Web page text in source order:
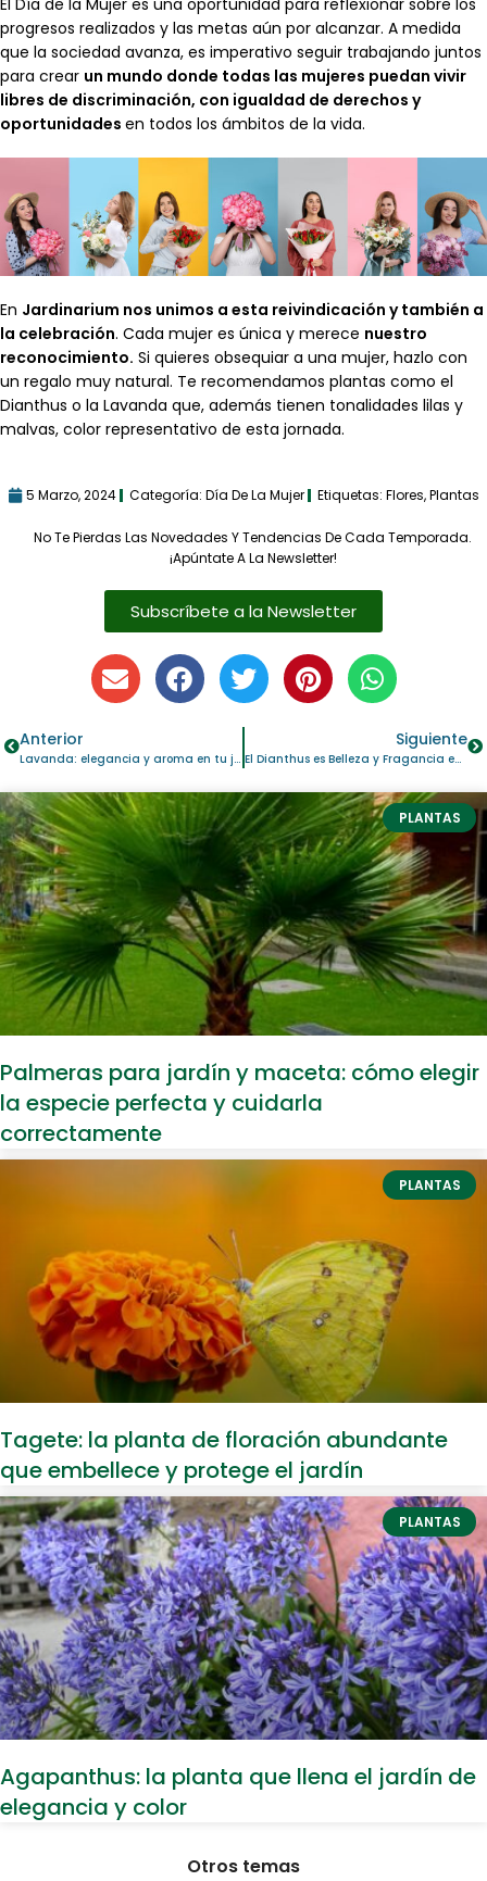
El Día de la Mujer es una oportunidad para reflexionar sobre los
progresos realizados y las metas aún por alcanzar. A medida
que la sociedad avanza, es imperativo seguir trabajando juntos
para crear un mundo donde todas las mujeres puedan vivir
libres de discriminación, con igualdad de derechos y
oportunidades en todos los ámbitos de la vida.
En Jardinarium nos unimos a esta reivindicación y también a
la celebración. Cada mujer es única y merece nuestro
reconocimiento. Si quieres obsequiar a una mujer, hazlo con
un regalo muy natural. Te recomendamos plantas como el
Dianthus o la Lavanda que, además tienen tonalidades lilas y
malvas, color representativo de esta jornada.
5 Marzo, 2024 Categoría: Día De La Mujer Etiquetas: Flores,Plantas
No Te Pierdas Las Novedades Y Tendencias De Cada Temporada.
¡Apúntate A La Newsletter!
Subscríbete a la Newsletter
Anterior
Lavanda: elegancia y aroma en tu jardín
Siguiente
El Dianthus es Belleza y Fragancia en tu Jardín
PLANTAS
Palmeras para jardín y maceta: cómo elegir
la especie perfecta y cuidarla
correctamente
PLANTAS
Tagete: la planta de floración abundante
que embellece y protege el jardín
PLANTAS
Agapanthus: la planta que llena el jardín de
elegancia y color
Otros temas